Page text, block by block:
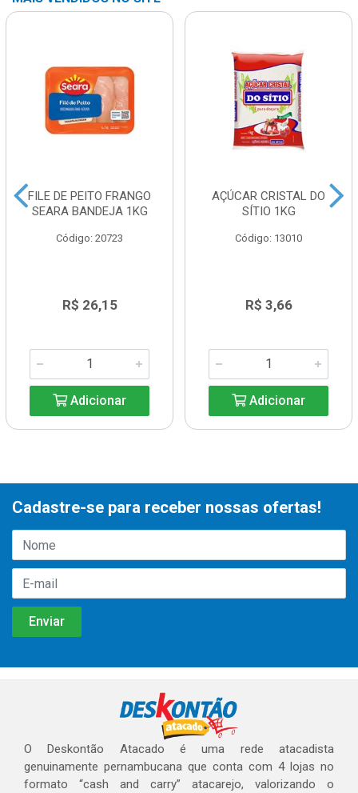
FILE DE PEITO FRANGO
SEARA BANDEJA 1KG
Código: 20723
R$ 26,15
Adicionar
AÇÚCAR CRISTAL DO
SÍTIO 1KG
Código: 13010
R$ 3,66
Adicionar
Cadastre-se para receber nossas ofertas!
O Deskontão Atacado é uma rede atacadista
genuinamente pernambucana que conta com 4 lojas no
formato “cash and carry” atacarejo, valorizando o